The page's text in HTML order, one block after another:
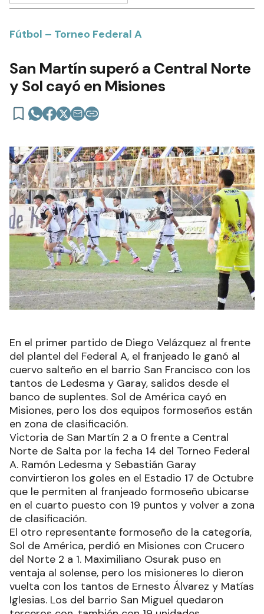
Fútbol – Torneo Federal A
San Martín superó a Central Norte
y Sol cayó en Misiones
En el primer partido de Diego Velázquez al frente
del plantel del Federal A, el franjeado le ganó al
cuervo salteño en el barrio San Francisco con los
tantos de Ledesma y Garay, salidos desde el
banco de suplentes. Sol de América cayó en
Misiones, pero los dos equipos formoseños están
en zona de clasificación.
Victoria de San Martín 2 a 0 frente a Central
Norte de Salta por la fecha 14 del Torneo Federal
A. Ramón Ledesma y Sebastián Garay
convirtieron los goles en el Estadio 17 de Octubre
que le permiten al franjeado formoseño ubicarse
en el cuarto puesto con 19 puntos y volver a zona
de clasificación.
El otro representante formoseño de la categoría,
Sol de América, perdió en Misiones con Crucero
del Norte 2 a 1. Maximiliano Osurak puso en
ventaja al solense, pero los misioneres lo dieron
vuelta con los tantos de Ernesto Álvarez y Matías
Iglesias. Los del barrio San Miguel quedaron